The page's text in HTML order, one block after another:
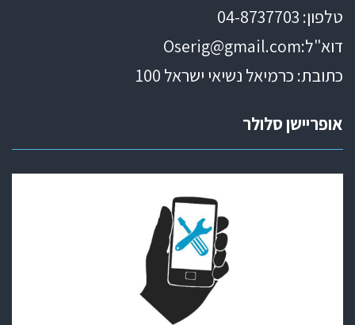
טלפון: 04 -8737703
דוא"ל:Oserig@gmail.com
כתובת: כרמיאל נשיאי ישראל 100
אופריישן סלולר